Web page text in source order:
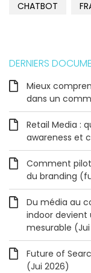
CHATBOT
DERNIERS
Mieux
dans un
Retail Media :
awareness et
Comment
du branding
Du média au
indoor devient
mesurable
Future of
(Jui 2026)